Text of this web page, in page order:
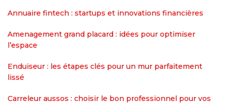
Annuaire fintech : startups et innovations financières
Amenagement grand placard : idées pour optimiser
l’espace
Enduiseur : les étapes clés pour un mur parfaitement
lissé
Carreleur aussos : choisir le bon professionnel pour vos